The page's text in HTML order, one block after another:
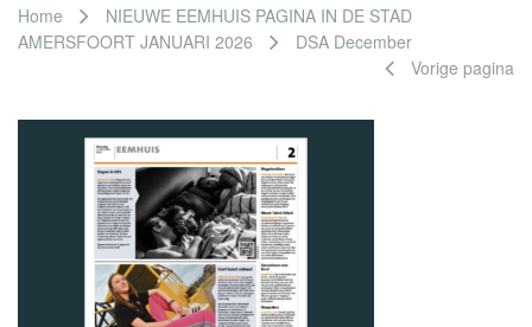
Home
NIEUWE EEMHUIS PAGINA IN DE STAD
AMERSFOORT JANUARI 2026
DSA December
Vorige pagina